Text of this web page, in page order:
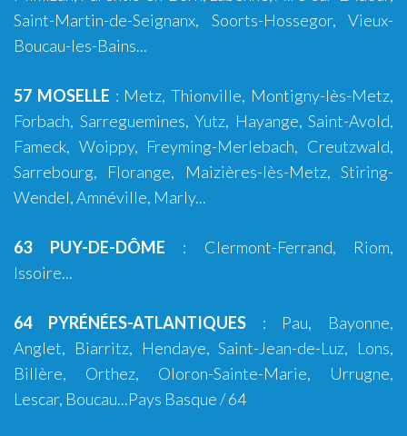
Saint-Martin-de-Seignanx, Soorts-Hossegor, Vieux-
Boucau-les-Bains...
57 MOSELLE : Metz,Thionville, Montigny-lès-Metz,
Forbach, Sarreguemines, Yutz, Hayange, Saint-Avold,
Fameck, Woippy, Freyming-Merlebach, Creutzwald,
Sarrebourg, Florange, Maizières-lès-Metz, Stiring-
Wendel, Amnéville, Marly...
63 PUY-DE-DÔME : Clermont-Ferrand, Riom,
Issoire...
64 PYRÉNÉES-ATLANTIQUES: Pau, Bayonne,
Anglet, Biarritz, Hendaye,Saint-Jean-de-Luz, Lons,
Billère, Orthez, Oloron-Sainte-Marie, Urrugne,
Lescar, Boucau...Pays Basque/ 64